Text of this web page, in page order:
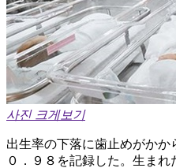
사진 크게보기
出生率の下落に歯止めがか
０．９８を記録した。生ま